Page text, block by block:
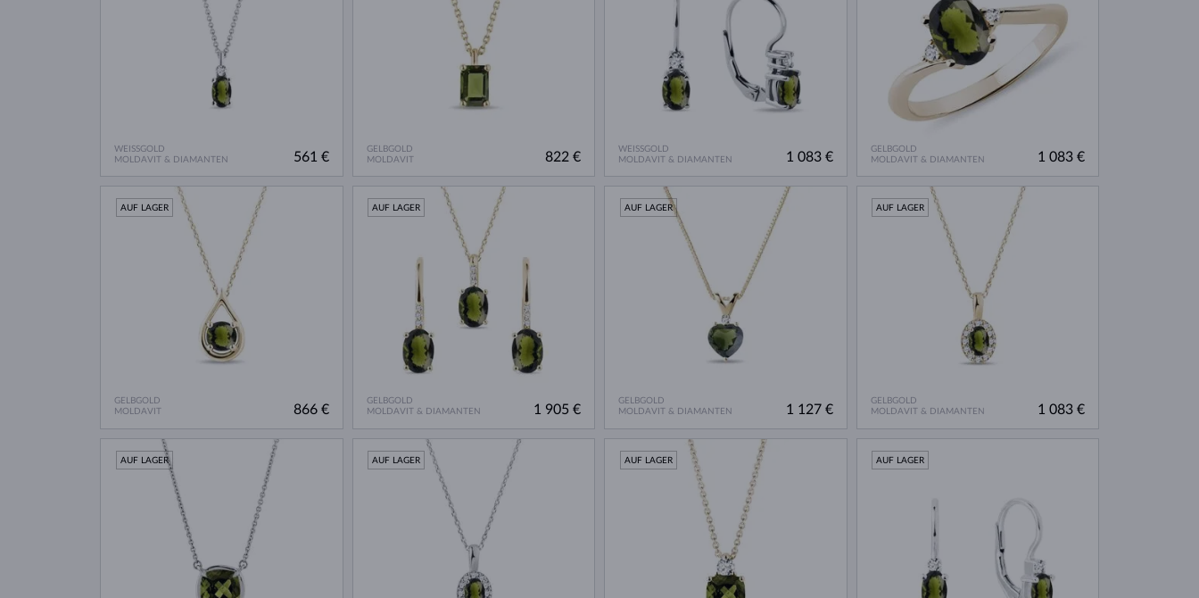
WEISSGOLD
MOLDAVIT & DIAMANTEN
561 €
GELBGOLD
MOLDAVIT
822 €
WEISSGOLD
MOLDAVIT & DIAMANTEN
1 083 €
GELBGOLD
MOLDAVIT & DIAMANTEN
1 083 €
GELBGOLD
MOLDAVIT
AUF LAGER
866 €
GELBGOLD
MOLDAVIT & DIAMANTEN
AUF LAGER
1 905 €
GELBGOLD
MOLDAVIT & DIAMANTEN
AUF LAGER
1 127 €
GELBGOLD
MOLDAVIT & DIAMANTEN
AUF LAGER
1 083 €
AUF LAGER AUF LAGER AUF LAGER AUF LAGER